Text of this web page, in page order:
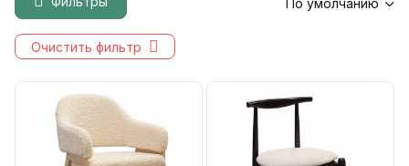
Очистить фильтр